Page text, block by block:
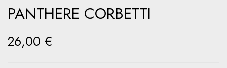
PANTHERE CORBETTI
26,00 €